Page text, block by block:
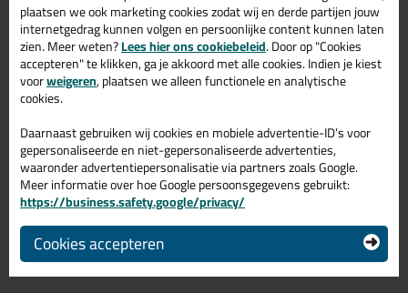
Zoek je kit in een specifieke kleur? Gevonden! Deze ottoseal
natuursteen kit Ottoseal S70 310ml in de kleur Donkergroen C37
is te gebruiken voor verschillende toepassingen. Een duurzame
en veelzijdige kit welke makkelijk te verwerken is. Perfect als je
een bijpassende kleur zoekt met gegarandeerd een topresultaat.
Bestel de Ottoseal S70 310ml in kleur Donkergroen C37 vandaag
nog! Op voorraad en op werkdagen besteld = morgen in huis.
Wil je meer weten over de toepassing en kenmerken van dit
product?Lees alles over dit product >
Gerelateerde producten
plaatsen we ook marketing cookies zodat wij en derde partijen jouw
internetgedrag kunnen volgen en persoonlijke content kunnen laten
zien. Meer weten?Lees hier ons cookiebeleid. Door op "Cookies
accepteren" te klikken, ga je akkoord met alle cookies. Indien je kiest
voorweigeren, plaatsen we alleen functionele en analytische
cookies.
Daarnaast gebruiken wij cookies en mobiele advertentie-ID’s voor
gepersonaliseerde en niet-gepersonaliseerde advertenties,
waaronder advertentiepersonalisatie via partners zoals Google.
Meer informatie over hoe Google persoonsgegevens gebruikt:
https://business.safety.google/privacy/
Cookies accepteren